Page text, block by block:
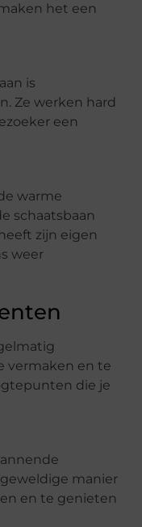
het een
is
Ze werken hard
een
warme
schaatsbaan
zijn eigen
weer
vermaken en te
die je
manier
en te genieten